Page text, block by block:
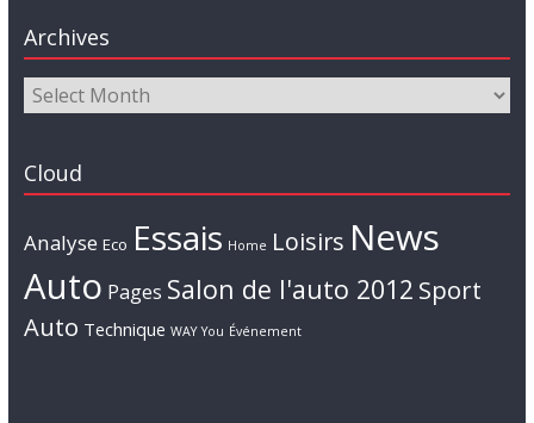
Archives
Cloud
Analyse Eco Essais Home Loisirs News
Auto Pages Salon de l'auto 2012 Sport
Auto Technique WAY You Événement